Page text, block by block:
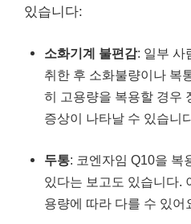
있습니다:
소화기계 불편감: 일부 사
취한 후 소화불량이나 복
히 고용량을 복용할 경우
증상이 나타날 수 있습니
두통: 코엔자임 Q10을 복
있다는 보고도 있습니다.
용량에 따라 다를 수 있어